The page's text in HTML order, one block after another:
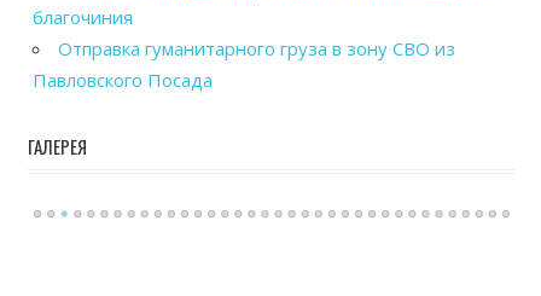
благочиния
Отправка гуманитарного груза в зону СВО из
Павловского Посада
ГАЛЕРЕЯ